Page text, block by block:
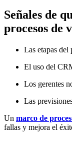
Señales de
procesos de
Las etapas del
El uso del
Los gerentes
Las
Un marco de
fallas y mejora el